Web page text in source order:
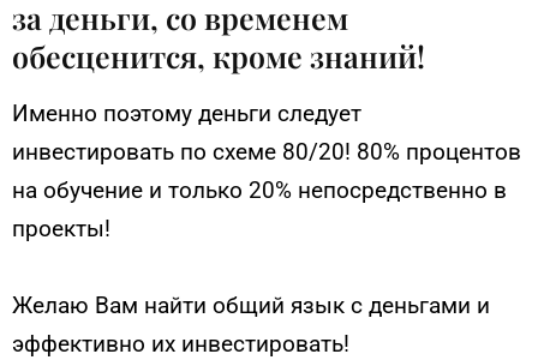
за деньги, со временем
обесценится, кроме знаний!
Именно поэтому деньги следует
инвестировать по схеме 80/20! 80% процентов
на обучение и только 20% непосредственно в
проекты!
Желаю Вам найти общий язык с деньгами и
эффективно их инвестировать!